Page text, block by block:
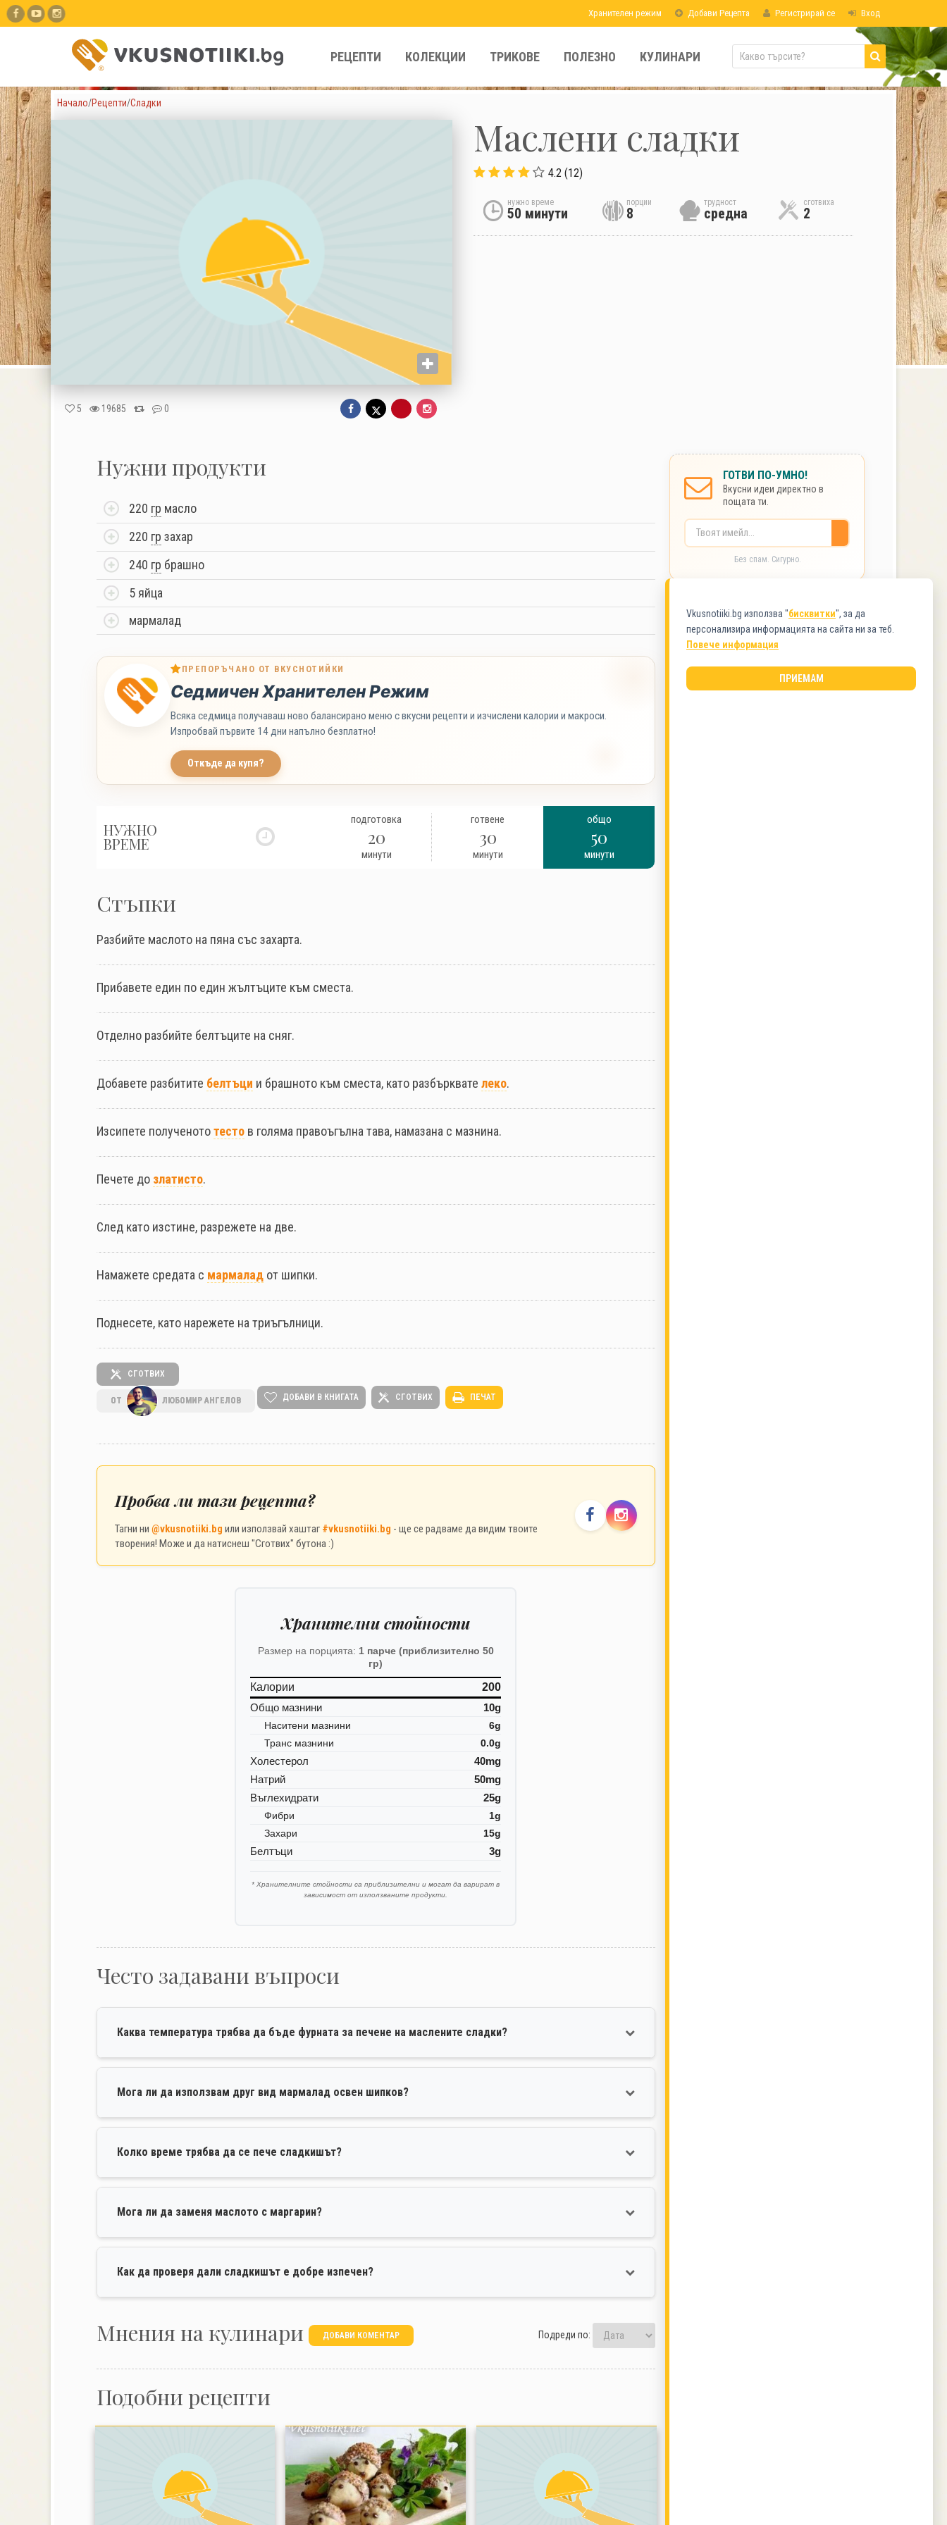
Хранителен режим Добави Рецепта Регистрирай се Вход
РЕЦЕПТИ КОЛЕКЦИИ ТРИКОВЕ ПОЛЕЗНО КУЛИНАРИ
Начало/Рецепти/Сладки
5 19685 0
Маслени сладки
4.2 (12)
нужно време
50 минути
порции
8
трудност
средна
сготвиха
2
Нужни продукти
220 гр масло
220 гр захар
240 гр брашно
5 яйца
мармалад
ПРЕПОРЪЧАНО ОТ ВКУСНОТИЙКИ
Седмичен Хранителен Режим
Всяка седмица получаваш ново балансирано меню с вкусни рецепти и изчислени калории и макроси.
Изпробвай първите 14 дни напълно безплатно!
Откъде да купя?
НУЖНО
ВРЕМЕ
подготовка
20
минути
готвене
30
минути
общо
50
минути
Стъпки
Разбийте маслото на пяна със захарта.
Прибавете един по един жълтъците към сместа.
Отделно разбийте белтъците на сняг.
Добавете разбитите белтъци и брашното към сместа, като разбърквате леко.
Изсипете полученототесто в голяма правоъгълна тава, намазана с мазнина.
Печете до златисто.
След като изстине, разрежете на две.
Намажете средата с мармалад от шипки.
Поднесете, като нарежете на триъгълници.
СГОТВИХ
ОТ ЛЮБОМИР АНГЕЛОВ ДОБАВИ В КНИГАТА СГОТВИХ ПЕЧАТ
Пробва ли тази рецепта?
Тагни ни @vkusnotiiki.bg или използвай хаштаг #vkusnotiiki.bg - ще се радваме да видим твоите
творения! Може и да натиснеш "Сготвих" бутона :)
Хранителни стойности
Размер на порцията: 1 парче (приблизително 50
гр)
Калории
200
Общо мазнини
10g
Наситени мазнини
6g
Транс мазнини
0.0g
Холестерол
40mg
Натрий
50mg
Въглехидрати
25g
Фибри
1g
Захари
15g
Белтъци 3g
* Хранителните стойности са приблизителни и могат да варират в
зависимост от използваните продукти.
Често задавани въпроси
Каква температура трябва да бъде фурната за печене на маслените сладки?
Мога ли да използвам друг вид мармалад освен шипков?
Колко време трябва да се пече сладкишът?
Мога ли да заменя маслото с маргарин?
Как да проверя дали сладкишът е добре изпечен?
Mнения на кулинари ДОБАВИ КОМЕНТАР Подреди по:
Подобни рецепти
ГОТВИ ПО-УМНО!
Вкусни идеи директно в
пощата ти.
Без спам. Сигурно.
КАТЕГОРИИ
Сладки
Vkusnotiiki.bg използва "бисквитки", за да
персонализира информацията на сайта ни за теб.
Повече информация
ПРИЕМАМ